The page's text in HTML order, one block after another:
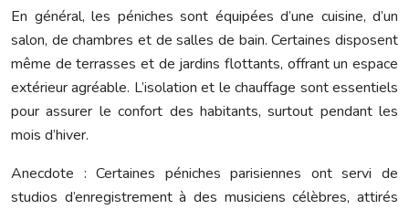
En général, les péniches sont équipées d’une cuisine, d’un
salon, de chambres et de salles de bain. Certaines disposent
même de terrasses et de jardins flottants, offrant un espace
extérieur agréable. L’isolation et le chauffage sont essentiels
pour assurer le confort des habitants, surtout pendant les
mois d’hiver.
Anecdote : Certaines péniches parisiennes ont servi de
studios d’enregistrement à des musiciens célèbres, attirés